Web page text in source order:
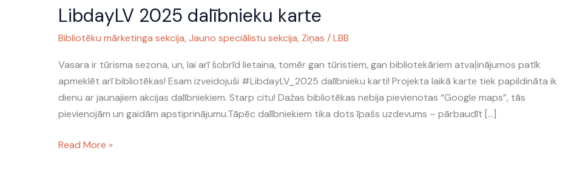
LibdayLV 2025 dalībnieku karte
Bibliotēku mārketinga sekcija,Jauno speciālistu sekcija, Ziņas /LBB
Vasara ir tūrisma sezona, un, lai arī šobrīd lietaina, tomēr gan tūristiem, gan bibliotekāriem atvaļinājumos patīk
apmeklēt arī bibliotēkas! Esam izveidojuši #LibdayLV_2025 dalībnieku karti! Projekta laikā karte tiek papildināta ik
dienu ar jaunajiem akcijas dalībniekiem. Starp citu! Dažas bibliotēkas nebija pievienotas “Google maps”, tās
pievienojām un gaidām apstiprinājumu.Tāpēc dalībniekiem tika dots īpašs uzdevums – pārbaudīt […]
2025
Read More »